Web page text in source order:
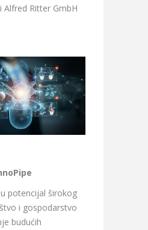
Alfred Ritter GmbH
potencijal širokog
i gospodarstvo
budućih